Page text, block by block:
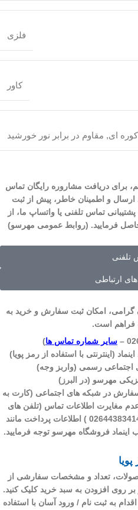
فلزی
کاور
کوره ای, مقاوم در برابر نور خورشید
برای دریافت مشاروره رایگان تماس
ارسال و اطمینان خاطر، پیش از ثبت
تماس تلفنی یا واتساپ ما، از
فرمایید. (روابط عمومی مهرسو)
تلفنی
ارتباطی
امکان ثبت سفارش و خرید به
فراهم است.
سایر شماره تماس ها)
(اینترنتی با استفاده از رمز پویا)
رسمی (واربز وجه)
مهرسو (در البرز)
در شبکه های اجتماعی (کارت به
مغایرت اطلاعات تماس (تلفن های
تماس مهرسو: ( 09981888910 و 02644383414 ) اطلاعات پرداخت مانند
فروشگاه مهرسو توجه فرمایید.
تعداد و مشخصات سفارشی از
بر روی افزودن به سبد خرید کلیک کنید.
به ثبت نام / ورود آسان با استفاده